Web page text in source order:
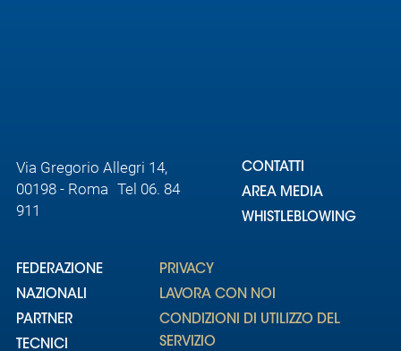
Via Gregorio Allegri 14,
00198 - Roma Tel 06. 84
911
CONTATTI
AREA MEDIA
WHISTLEBLOWING
FEDERAZIONE
NAZIONALI
PARTNER
TECNICI
PRIVACY
LAVORA CON NOI
CONDIZIONI DI UTILIZZO DEL
SERVIZIO